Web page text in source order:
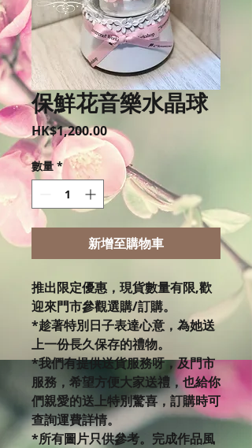
保鮮花音樂水晶球
HK$1,200.00價
格
數量 *
新增至購物車
推出限定優惠，現貨數量有限,歡
迎來門市參觀選購/訂購。
*趁著特別日子表達心意，為她送
上一份長久保存的禮物。
*我們有提供送貨服務呀，及門市
服務，希望方便大家送禮，也給你
們親愛的送上特別驚喜，訂購時可
查詢運費詳情。
*所有圖片只供參考。完成作品風